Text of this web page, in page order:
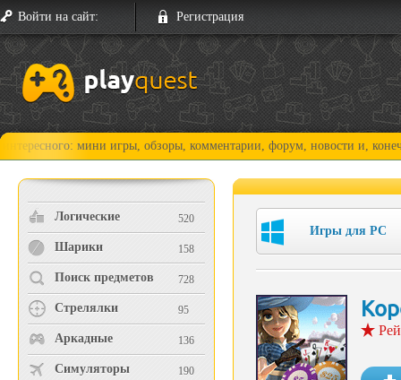
Войти на сайт: Регистрация
мини игры, обзоры, комментарии, форум, новости и, конечно,
Логические 520
Шарики 158
Поиск предметов 728
Стрелялки 95
Аркадные 136
Симуляторы 190
Игры для PC